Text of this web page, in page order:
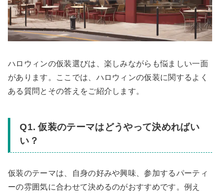
ハロウィンの仮装選びは、楽しみながらも悩ましい一面
があります。ここでは、ハロウィンの仮装に関するよく
ある質問とその答えをご紹介します。
Q1. 仮装のテーマはどうやって決めればい
い？
仮装のテーマは、自身の好みや興味、参加するパーティ
ーの雰囲気に合わせて決めるのがおすすめです。例え